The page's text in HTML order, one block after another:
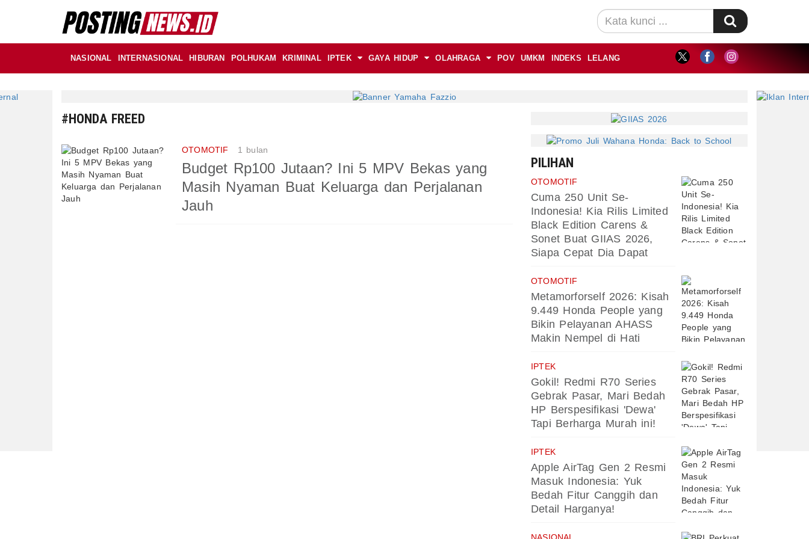
NASIONAL INTERNASIONAL HIBURAN POLHUKAM KRIMINAL IPTEK GAYA HIDUP OLAHRAGA POV UMKM INDEKS LELANG
#HONDA FREED
OTOMOTIF 1 bulan
Budget Rp100 Jutaan? Ini 5 MPV Bekas yang
Masih Nyaman Buat Keluarga dan Perjalanan
Jauh
PILIHAN
OTOMOTIF
Cuma 250 Unit Se-
Indonesia! Kia Rilis Limited
Black Edition Carens &
Sonet Buat GIIAS 2026,
Siapa Cepat Dia Dapat
OTOMOTIF
Metamorforself 2026: Kisah
9.449 Honda People yang
Bikin Pelayanan AHASS
Makin Nempel di Hati
IPTEK
Gokil! Redmi R70 Series
Gebrak Pasar, Mari Bedah
HP Berspesifikasi 'Dewa'
Tapi Berharga Murah ini!
IPTEK
Apple AirTag Gen 2 Resmi
Masuk Indonesia: Yuk
Bedah Fitur Canggih dan
Detail Harganya!